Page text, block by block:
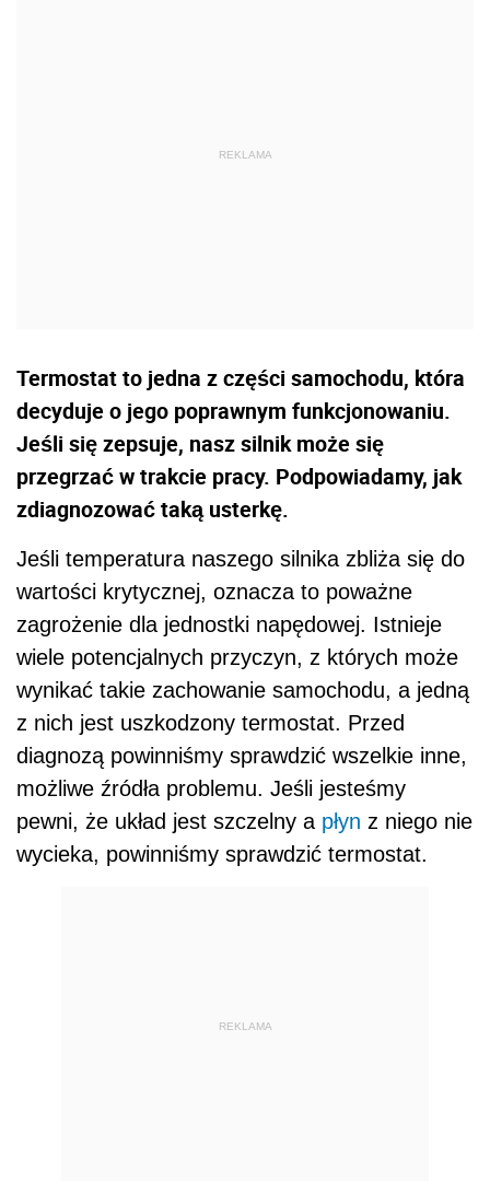
Termostat to jedna z części samochodu, która
decyduje o jego poprawnym funkcjonowaniu.
Jeśli się zepsuje, nasz silnik może się
przegrzać w trakcie pracy. Podpowiadamy, jak
zdiagnozować taką usterkę.
Jeśli temperatura naszego silnika zbliża się do
wartości krytycznej, oznacza to poważne
zagrożenie dla jednostki napędowej. Istnieje
wiele potencjalnych przyczyn, z których może
wynikać takie zachowanie samochodu, a jedną
z nich jest uszkodzony termostat. Przed
diagnozą powinniśmy sprawdzić wszelkie inne,
możliwe źródła problemu. Jeśli jesteśmy
pewni, że układ jest szczelny a płyn z niego nie
wycieka, powinniśmy sprawdzić termostat.
REKLAMA